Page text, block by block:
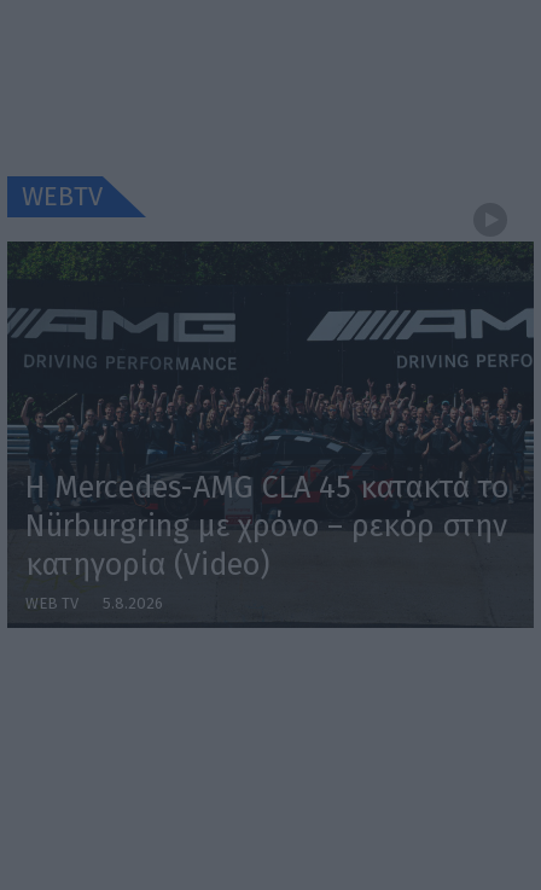
WEBTV
Η Mercedes-AMG CLA 45 κατακτά το
Nürburgring με χρόνο – ρεκόρ στην
κατηγορία (Video)
WEB TV 5.8.2026